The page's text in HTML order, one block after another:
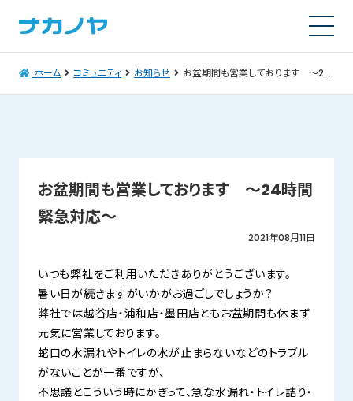
ホーム コミュニティ お知らせ お盆期間も営業しております ～24時間緊急対応～
お盆期間も営業しております ～24時間
緊急対応～
2021年08月11日
いつも弊社をご利用いただきありがとうございます。
暑い日が続きますがいかがお過ごしでしょうか？
弊社では越谷店・浦和店・墨田店ともお盆期間も休まず
元気に営業しております。
蛇口の水漏れやトイレの水が止まらないなどのトラブル
がないことが一番ですが、
不思議とこういう時にかぎって、急な水漏れ・トイレ詰り・